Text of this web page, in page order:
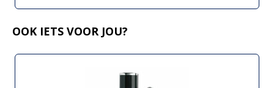
OOK IETS VOOR JOU?